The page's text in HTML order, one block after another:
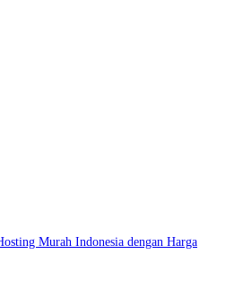
Murah Indonesia dengan Harga